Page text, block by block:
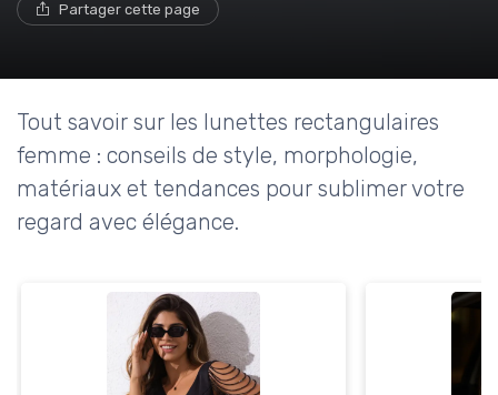
Partager cette page
Tout savoir sur les lunettes rectangulaires
femme : conseils de style, morphologie,
matériaux et tendances pour sublimer votre
regard avec élégance.